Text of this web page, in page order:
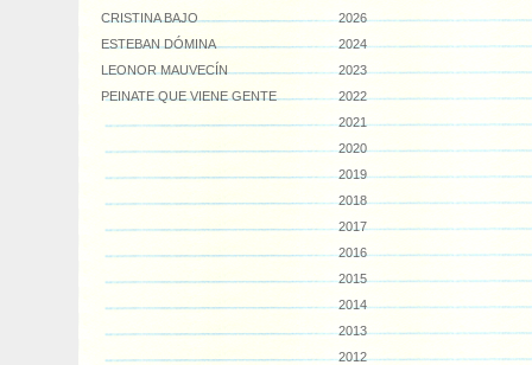
CRISTINA BAJO
ESTEBAN DÓMINA
LEONOR MAUVECÍN
PEINATE QUE VIENE GENTE
2026
2024
2023
2022
2021
2020
2019
2018
2017
2016
2015
2014
2013
2012